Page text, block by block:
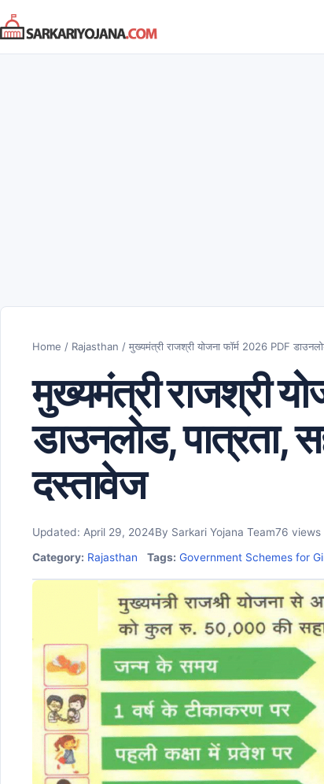
Skip
to
content
Home / Rajasthan /मुख्यमंत्री राजश्री योजना फॉर्म 2026 PDF
मुख्यमंत्री राजश्री
डाउनलोड, पात्रता,
दस्तावेज
Updated: April 29, 2024By Sarkari Yojana Team76 views
Category: Rajasthan Tags: Government Schemes for